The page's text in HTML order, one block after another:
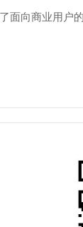
面向商业用户